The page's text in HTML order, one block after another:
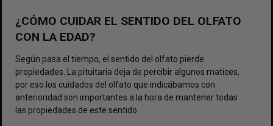
¿CÓMO CUIDAR EL SENTIDO DEL OLFATO
CON LA EDAD?
Según pasa el tiempo, el sentido del olfato pierde
propiedades. La pituitaria deja de percibir algunos matices,
por eso los cuidados del olfato que indicábamos con
anterioridad son importantes a la hora de mantener todas
las propiedades de este sentido.